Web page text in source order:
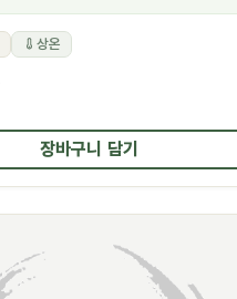
상온
장바구니 담기